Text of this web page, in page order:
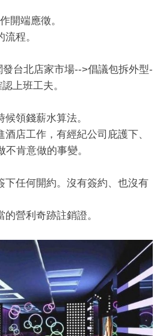
開端應徵。
程。
台北店家市場-->倡議包拆外型-
上班工夫。
領錢薪水算法。
店工作，有經紀公司庇護下、
肯意做的事變。
下任何開約。沒有簽約、也沒有
營利奇跡註銷證。